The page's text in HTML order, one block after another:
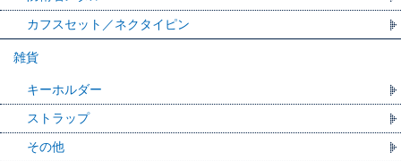
カフスセット／ネクタイピン
雑貨
キーホルダー
ストラップ
その他